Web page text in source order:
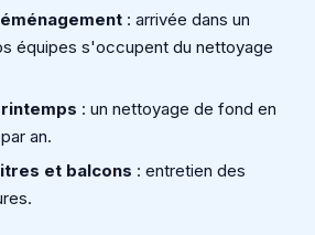
: arrivée dans un
équipes s'occupent du nettoyage
: un nettoyage de fond en
an.
et balcons : entretien des